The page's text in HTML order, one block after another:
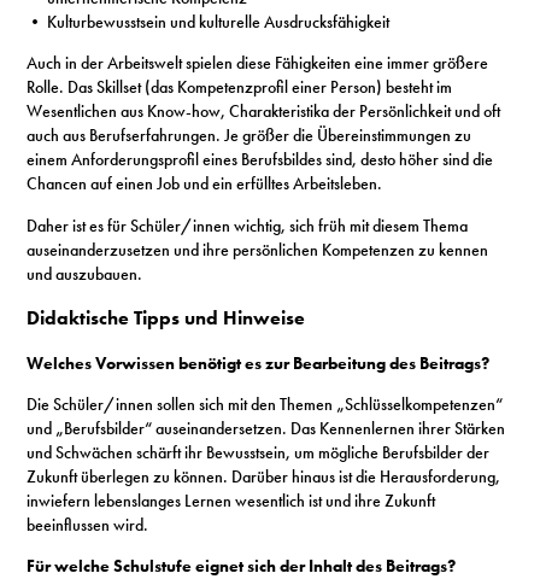
• Kulturbewusstsein und kulturelle Ausdrucksfähigkeit
Auch in der Arbeitswelt spielen diese Fähigkeiten eine immer größere
Rolle. Das Skillset (das Kompetenzprofil einer Person) besteht im
Wesentlichen aus Know-how, Charakteristika der Persönlichkeit und oft
auch aus Berufserfahrungen. Je größer die Übereinstimmungen zu
einem Anforderungsprofil eines Berufsbildes sind, desto höher sind die
Chancen auf einen Job und ein erfülltes Arbeitsleben.
Daher ist es für Schüler/innen wichtig, sich früh mit diesem Thema
auseinanderzusetzen und ihre persönlichen Kompetenzen zu kennen
und auszubauen.
Didaktische Tipps und Hinweise
Welches Vorwissen benötigt es zur Bearbeitung des Beitrags?
Die Schüler/innen sollen sich mit den Themen „Schlüsselkompetenzen“
und „Berufsbilder“ auseinandersetzen. Das Kennenlernen ihrer Stärken
und Schwächen schärft ihr Bewusstsein, um mögliche Berufsbilder der
Zukunft überlegen zu können. Darüber hinaus ist die Herausforderung,
inwiefern lebenslanges Lernen wesentlich ist und ihre Zukunft
beeinflussen wird.
Für welche Schulstufe eignet sich der Inhalt des Beitrags?